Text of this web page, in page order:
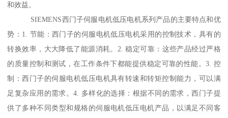
和效益。
SIEMENS西门子伺服电机低压电机系列产品的主要特点和优
势：1. 节能：西门子的伺服电机低压电机采用的控制技术，具有的
转换效率，大大降低了能源消耗。2. 稳定可靠：这些产品经过严格
的质量控制和测试，在工作条件下都能提供稳定可靠的性能。3. 控
制：西门子的伺服电机低压电机具有转速和转矩控制能力，可以满
足复杂应用的需求。4. 多样化的选择：根据不同的需求，西门子提
供了多种不同类型和规格的伺服电机低压电机产品，以满足不同客